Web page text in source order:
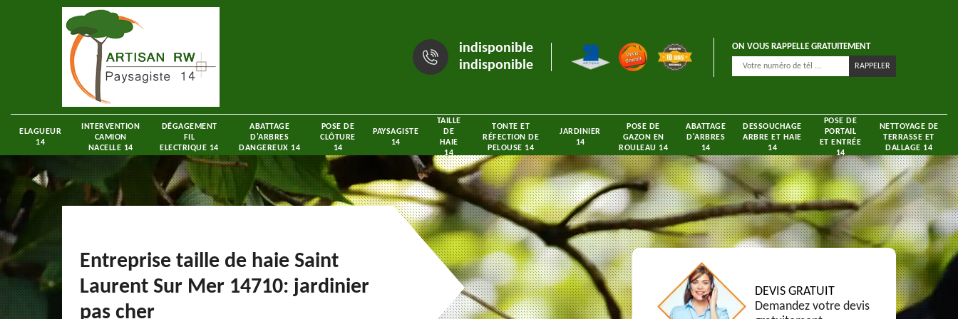
indisponible
indisponible
ON VOUS RAPPELLE GRATUITEMENT
ELAGUEUR
14
INTERVENTION
CAMION
NACELLE 14
DÉGAGEMENT
FIL
ELECTRIQUE 14
ABATTAGE
D'ARBRES
DANGEREUX 14
POSE DE
CLÔTURE
14
PAYSAGISTE
14
TAILLE
DE
HAIE
14
TONTE ET
RÉFECTION DE
PELOUSE 14
JARDINIER
14
POSE DE
GAZON EN
ROULEAU 14
ABATTAGE
D'ARBRES
14
DESSOUCHAGE
ARBRE ET HAIE
14
POSE DE
PORTAIL
ET ENTRÉE
14
NETTOYAGE DE
TERRASSE ET
DALLAGE 14
Entreprise taille de haie Saint
Laurent Sur Mer 14710: jardinier
pas cher
DEVIS GRATUIT
Demandez votre devis